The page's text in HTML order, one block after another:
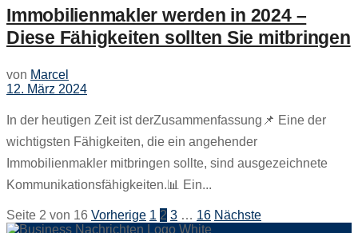
Immobilienmakler werden in 2024 –
Diese Fähigkeiten sollten Sie mitbringen
von Marcel
12. März 2024
In der heutigen Zeit ist derZusammenfassung📌 Eine der
wichtigsten Fähigkeiten, die ein angehender
Immobilienmakler mitbringen sollte, sind ausgezeichnete
Kommunikationsfähigkeiten.📊 Ein...
Seite 2 von 16 Vorherige 1 2 3 … 16 Nächste